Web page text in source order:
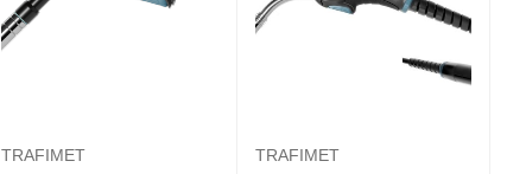
TRAFIMET
TRAFIMET